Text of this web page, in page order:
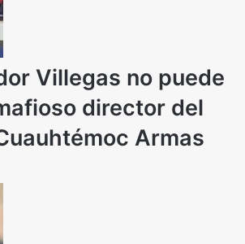
Villegas no puede
director del
Armas